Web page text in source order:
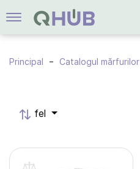
Principal Catalogul mărfurilor
fel